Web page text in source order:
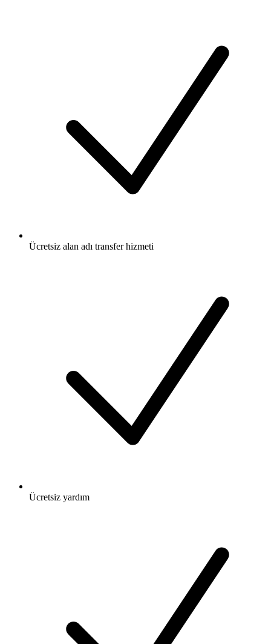
Ücretsiz alan adı transfer hizmeti
Ücretsiz yardım